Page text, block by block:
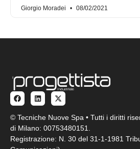
Giorgio Moradei 08/02/2021
© Tecniche Nuove Spa • Tutti i diritti
di Milano: 00753480151.
Registrazione: N. 30 del 31-1-1981